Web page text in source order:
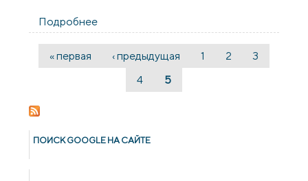
Подробнее
прихожан Свято-Духовой церкви
Страницы
« первая ‹ предыдущая 1 2
3
4
5
ПОИСК GOОGLE НА САЙТЕ